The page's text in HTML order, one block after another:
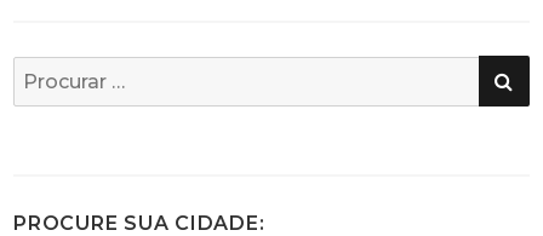
Busca
por:
PROCURE SUA CIDADE: